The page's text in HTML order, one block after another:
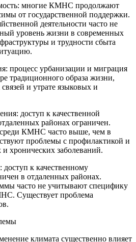
многие КМНС продолжают
от государственной поддержки.
деятельности часто не
уровень жизни в современных
и трудности сбыта
процесс урбанизации и миграция
традиционного образа жизни,
и утрате языковых и
доступ к качественной
районах ограничен.
среди КМНС часто выше, чем в
проблемы с профилактикой и
хронических заболеваний.
к качественному
в отдаленных районах.
часто не учитывают специфику
Существует проблема
климата существенно влияет